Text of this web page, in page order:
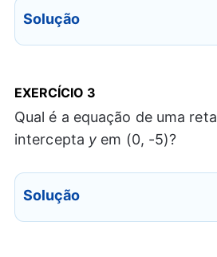
Solução
EXERCÍCIO 3
Qual é a equação de uma reta
intercepta y em (0, -5)?
Solução